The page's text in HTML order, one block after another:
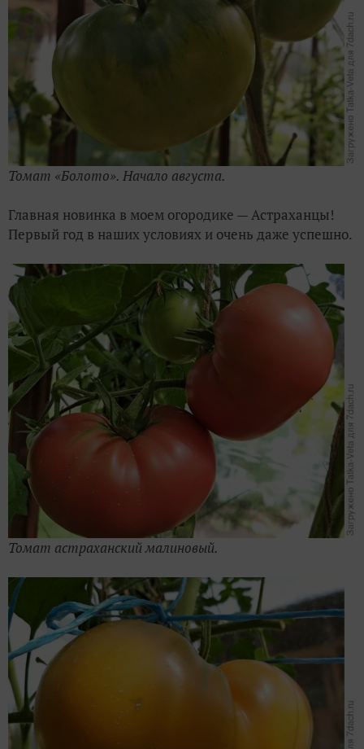
Томат «Болото». Начало августа.
Главная новинка в моем огородике — Астраханцы!
Первый год в наших условиях и очень даже успешно.
Томат астраханский малиновый.